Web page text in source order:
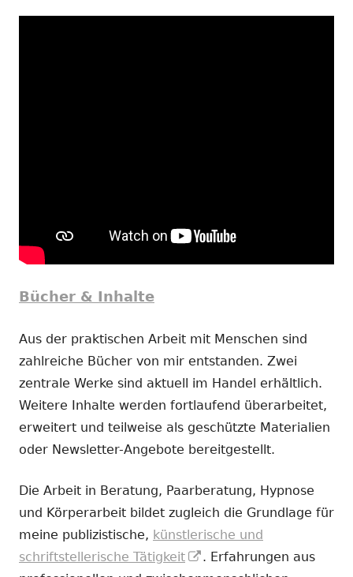
Bücher & Inhalte
Aus der praktischen Arbeit mit Menschen sind
zahlreiche Bücher von mir entstanden. Zwei
zentrale Werke sind aktuell im Handel erhältlich.
Weitere Inhalte werden fortlaufend überarbeitet,
erweitert und teilweise als geschützte Materialien
oder Newsletter-Angebote bereitgestellt.
Die Arbeit in Beratung, Paarberatung, Hypnose
und Körperarbeit bildet zugleich die Grundlage für
meine publizistische, künstlerische und
schriftstellerische Tätigkeit
In
. Erfahrungen aus